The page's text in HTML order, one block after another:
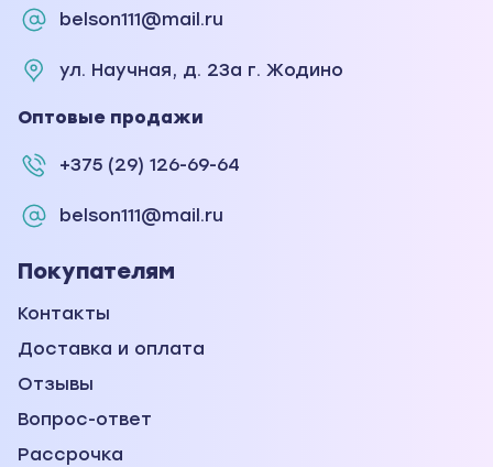
belson111@mail.ru
ул. Научная, д. 23а г. Жодино
Оптовые продажи
+375 (29) 126-69-64
belson111@mail.ru
Покупателям
Контакты
Доставка и оплата
Отзывы
Вопрос-ответ
Рассрочка